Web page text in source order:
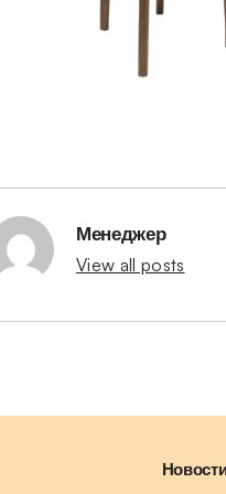
Менеджер
View all posts